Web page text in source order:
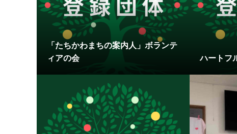
「たちかわまちの案内人」ボランテ
ィアの会
ハートフ